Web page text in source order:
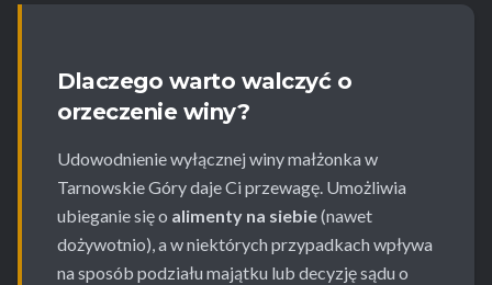
Dlaczego warto walczyć o
orzeczenie winy?
Udowodnienie wyłącznej winy małżonka w
Tarnowskie Góry daje Ci przewagę. Umożliwia
ubieganie się o alimenty na siebie(nawet
dożywotnio), a w niektórych przypadkach wpływa
na sposób podziału majątku lub decyzję sądu o